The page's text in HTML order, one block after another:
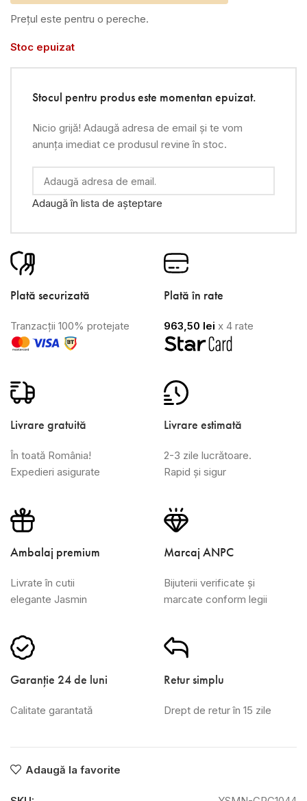
Prețul este pentru o pereche.
Stoc epuizat
Stocul pentru produs este momentan epuizat.
Nicio grijă! Adaugă adresa de email și te vom
anunța imediat ce produsul revine în stoc.
Adaugă în lista de așteptare
Plată securizată
Tranzacții 100% protejate
Plată în rate
963,50 lei x 4 rate
Livrare gratuită
În toată România!
Expedieri asigurate
Livrare estimată
2-3 zile lucrătoare.
Rapid și sigur
Ambalaj premium
Livrate în cutii
elegante Jasmin
Marcaj ANPC
Bijuterii verificate și
marcate conform legii
Garanție 24 de luni
Calitate garantată
Retur simplu
Drept de retur în 15 zile
Adaugă la favorite